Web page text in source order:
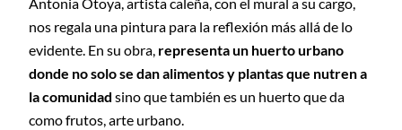
nos regala una pintura para la reflexión más allá de lo
evidente. En su obra, representa un huerto urbano
donde no solo se dan alimentos y plantas que nutren a
la comunidad sino que también es un huerto que da
como frutos, arte urbano.